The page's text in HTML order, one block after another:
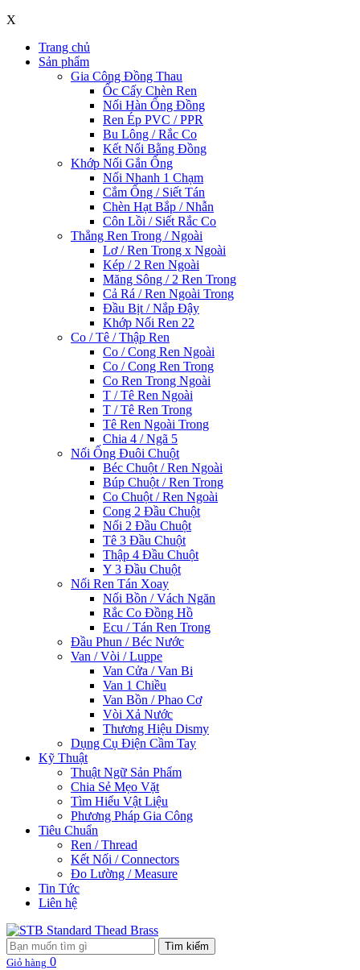
X
Trang chủ
Sản phẩm
Gia Công Đồng Thau
Ốc Cấy Chèn Ren
Nối Hàn Ống Đồng
Ren Ép PVC / PPR
Bu Lông / Rắc Co
Kết Nối Bằng Đồng
Khớp Nối Gắn Ống
Nối Nhanh 1 Chạm
Cắm Ống / Siết Tán
Chèn Hạt Bắp / Nhẫn
Côn Lồi / Siết Rắc Co
Thẳng Ren Trong / Ngoài
Lơ / Ren Trong x Ngoài
Kép / 2 Ren Ngoài
Măng Sông / 2 Ren Trong
Cả Rá / Ren Ngoài Trong
Đầu Bịt / Nắp Đậy
Khớp Nối Ren 22
Co / Tê / Thập Ren
Co / Cong Ren Ngoài
Co / Cong Ren Trong
Co Ren Trong Ngoài
T / Tê Ren Ngoài
T / Tê Ren Trong
Tê Ren Ngoài Trong
Chia 4 / Ngã 5
Nối Ống Đuôi Chuột
Béc Chuột / Ren Ngoài
Búp Chuột / Ren Trong
Co Chuột / Ren Ngoài
Cong 2 Đầu Chuột
Nối 2 Đầu Chuột
Tê 3 Đầu Chuột
Thập 4 Đầu Chuột
Y 3 Đầu Chuột
Nối Ren Tán Xoay
Nối Bồn / Vách Ngăn
Rắc Co Đồng Hồ
Ecu / Tán Ren Trong
Đầu Phun / Béc Nước
Van / Vòi / Luppe
Van Cửa / Van Bi
Van 1 Chiều
Van Bồn / Phao Cơ
Vòi Xả Nước
Thương Hiệu Dismy
Dụng Cụ Điện Cầm Tay
Kỹ Thuật
Thuật Ngữ Sản Phẩm
Chia Sẻ Mẹo Vặt
Tìm Hiểu Vật Liệu
Phương Pháp Gia Công
Tiêu Chuẩn
Ren / Thread
Kết Nối / Connectors
Đo Lường / Measure
Tin Tức
Liên hệ
Tìm kiếm
Giỏ hàng 0